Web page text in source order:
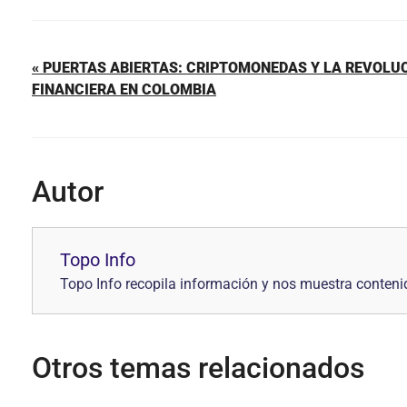
b
st A
ar
« PUERTAS ABIERTAS: CRIPTOMONEDAS Y LA
FINANCIERA EN COLOMBIA
Autor
Topo Info
Topo Info recopila información y nos muestra
Otros temas relacionados